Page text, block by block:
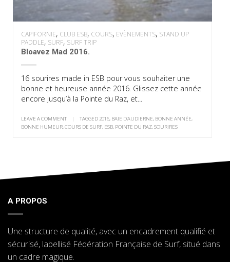
CAPIFORNIE, CLUB ESB, COURS, EVÈNEMENTS, STAND UP
PADDLE, SURF, SURF TRIP
Bloavez Mad 2016.
16 sourires made in ESB pour vous souhaiter une
bonne et heureuse année 2016. Glissez cette année
encore jusqu’à la Pointe du Raz, et...
LEAVE A COMMENT TAGGED 2016, BAIE D'AUDIERNE, BONNE ANNÉE,
BONNE HUMEUR,COURS DE SURF, ESB, POINTE DU RAZ,SOURIRES
A PROPOS
Une structure de qualité, avec un encadrement qualifié et
sécurisé, labellisé Fédération Française de Surf, situé dans
un cadre magique.